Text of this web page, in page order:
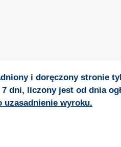
i doręczony stronie
dni, liczony jest od dnia
uzasadnienie wyroku.